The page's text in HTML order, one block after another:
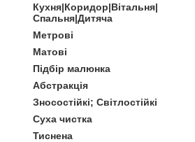
Кухня|Коридор|Вітальня|
Спальня|Дитяча
Метрові
Матові
Підбір малюнка
Абстракція
Зносостійкі; Світлостійкі
Суха чистка
Тиснена